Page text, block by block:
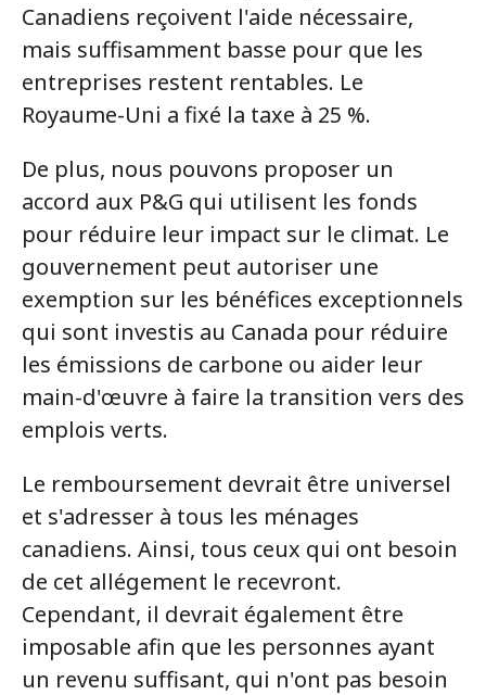
Canadiens reçoivent l'aide nécessaire,
mais suffisamment basse pour que les
entreprises restent rentables. Le
Royaume-Uni a fixé la taxe à 25 %.
De plus, nous pouvons proposer un
accord aux P&G qui utilisent les fonds
pour réduire leur impact sur le climat. Le
gouvernement peut autoriser une
exemption sur les bénéfices exceptionnels
qui sont investis au Canada pour réduire
les émissions de carbone ou aider leur
main-d'œuvre à faire la transition vers des
emplois verts.
Le remboursement devrait être universel
et s'adresser à tous les ménages
canadiens. Ainsi, tous ceux qui ont besoin
de cet allégement le recevront.
Cependant, il devrait également être
imposable afin que les personnes ayant
un revenu suffisant, qui n'ont pas besoin